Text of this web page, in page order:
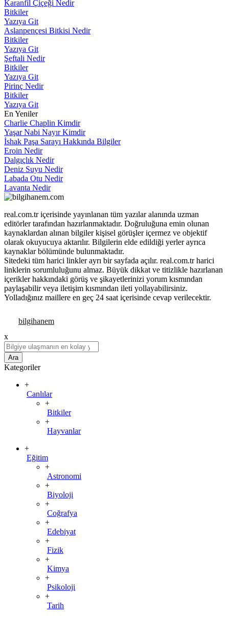
Karanfil Çiçeği Nedir
Bitkiler
Yazıya Git
Aslanpençesi Bitkisi Nedir
Bitkiler
Yazıya Git
Şeftali Nedir
Bitkiler
Yazıya Git
Pirinç Nedir
Bitkiler
Yazıya Git
En Yeniler
Charlie Chaplin Kimdir
Yaşar Nabi Nayır Kimdir
İshak Paşa Sarayı Hakkında Bilgiler
Eroin Nedir
Dalgıçlık Nedir
Deniz Suyu Nedir
Labada Otu Nedir
Lavanta Nedir
real.com.tr içerisinde yayınlanan tüm yazılar alanında uzman
editörler tarafından hazırlanmaktadır. Doğruluğuna emin olunan
kaynaklardan alınan bilgiler kişisel görüşler içermez ve objektif
olarak okuyucuya aktarılır. Bilgilerin elde edildiği yerler ayrıca
kaynaklar bölümünde bulunmaktadır.
Sitedeki tüm harici linkler ayrı bir sayfada açılır. real.com.tr harici
linklerin sorumluluğunu almaz. Büyük dikkat ve titizlikle hazırlanan
içerikler hakkındaki görüş ve şikayetlerinizi yorum kısmından
paylaşabilir veya iletişim kısmından ileti yollayabilirsiniz.
Yolladığınız maillere en geç 24 saat içerisinde cevap verilecektir.
x
Ara
Kategoriler
+
Canlılar
+
Bitkiler
+
Hayvanlar
+
Eğitim
+
Astronomi
+
Biyoloji
+
Coğrafya
+
Edebiyat
+
Fizik
+
Kimya
+
Psikoloji
+
Tarih